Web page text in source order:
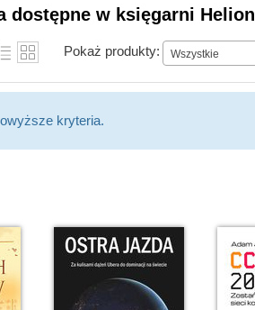
dostępne w księgarni Helion
Pokaż produkty: Wszystkie
kryteria.